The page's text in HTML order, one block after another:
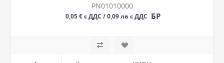
PN01010000
0,05 € с ДДС / 0,09 лв с ДДС БР